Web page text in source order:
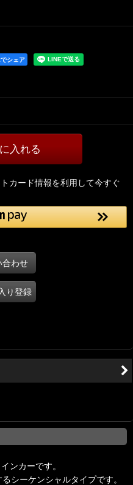
シェア
入れる
カード情報を利用して今すぐ
合わせ
り登録
ンカーです。
シーケンシャルタイプです。